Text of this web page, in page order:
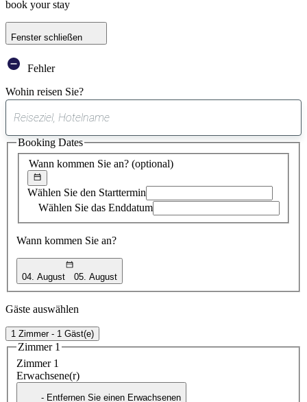
book your stay
Fenster schließen
Fehler
Wohin reisen Sie?
gefundener
Vorschlag
Wann kommen Sie an? (optional)
Wählen Sie den Starttermin
Wählen Sie das Enddatum
Wann kommen Sie an?
04. August 05. August
Booking Dates
Gäste auswählen
1 Zimmer - 1 Gäst(e)
Zimmer 1
Zimmer 1
Erwachsene(r)
- Entfernen Sie einen Erwachsenen